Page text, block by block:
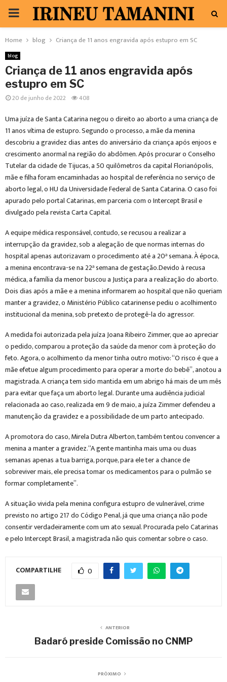
PRIMARY
MENU
Home blog Criança de 11 anos engravida após estupro em SC
blog
Criança de 11 anos engravida após
estupro em SC
20 de junho de 2022 408
Uma juíza de Santa Catarina negou o direito ao aborto a uma criança de
11 anos vítima de estupro. Segundo o processo, a mãe da menina
descobriu a gravidez dias antes do aniversário da criança após enjoos e
crescimento anormal na região do abdômen. Após procurar o Conselho
Tutelar da cidade de Tijucas, a 50 quilômetros da capital Florianópolis,
mãe e filha foram encaminhadas ao hospital de referência no serviço de
aborto legal, o HU da Universidade Federal de Santa Catarina. O caso foi
apurado pelo portal Catarinas, em parceria com o Intercept Brasil e
divulgado pela revista Carta Capital.
A equipe médica responsável, contudo, se recusou a realizar a
interrupção da gravidez, sob a alegação de que normas internas do
hospital apenas autorizavam o procedimento até a 20ª semana. À época,
a menina encontrava-se na 22ª semana de gestação.Devido à recusa
médica, a família da menor buscou a Justiça para a realização do aborto.
Dois dias após a mãe e a menina informarem ao hospital que não queriam
manter a gravidez, o Ministério Público catarinense pediu o acolhimento
institucional da menina, sob pretexto de protegê-la do agressor.
A medida foi autorizada pela juíza Joana Ribeiro Zimmer, que ao apreciar
o pedido, comparou a proteção da saúde da menor com à proteção do
feto. Agora, o acolhimento da menor tinha outro motivo: “O risco é que a
mãe efetue algum procedimento para operar a morte do bebê”, anotou a
magistrada. A criança tem sido mantida em um abrigo há mais de um mês
para evitar que faça um aborto legal. Durante uma audiência judicial
relacionada ao caso, realizada em 9 de maio, a juíza Zimmer defendeu a
manutenção da gravidez e a possibilidade de um parto antecipado.
A promotora do caso, Mirela Dutra Alberton, também tentou convencer a
menina a manter a gravidez.“A gente mantinha mais uma ou duas
semanas apenas a tua barriga, porque, para ele ter a chance de
sobreviver mais, ele precisa tomar os medicamentos para o pulmão se
formar completamente”.
A situação vivida pela menina configura estupro de vulnerável, crime
previsto no artigo 217 do Código Penal, já que uma criança não pode
consentir verdadeiramente com um ato sexual. Procurada pelo Catarinas
e pelo Intercept Brasil, a magistrada não quis comentar sobre o caso.
COMPARTILHE 0
ANTERIOR
Badaró preside Comissão no CNMP
PRÓXIMO